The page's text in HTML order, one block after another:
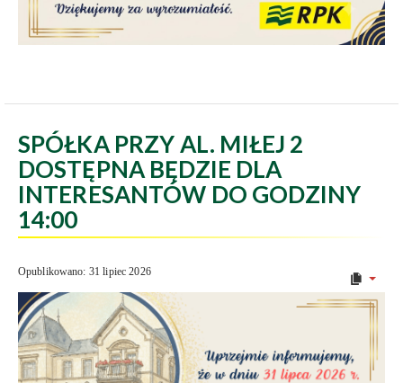
SPÓŁKA PRZY AL. MIŁEJ 2
DOSTĘPNA BĘDZIE DLA
INTERESANTÓW DO GODZINY
14:00
Opublikowano: 31 lipiec 2026